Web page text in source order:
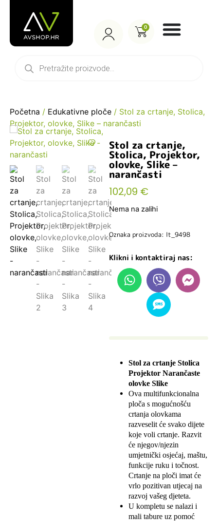
0
Početna / Edukativne ploče / Stol za crtanje, Stolica,
Projektor, olovke, Slike – narančasti
Stol za crtanje,
Stolica, Projektor,
olovke, Slike –
narančasti
102,09 €
Nema na zalihi
Oznaka proizvoda: lt_9498
Klikni i kontaktiraj nas:
Stol za crtanje Stolica
Projektor Narančaste
olovke Slike
Ova multifunkcionalna
ploča s mogućnošću
crtanja olovkama
razveselit će svako dijete
koje voli crtanje. Razvit
će njegov/njezin
umjetnički osjećaj, maštu,
funkcije ruku i točnost.
Crtanje na ploči imat će
vrlo pozitivan utjecaj na
razvoj vašeg djeteta.
U kompletu se nalazi i
mali tabure uz pomoć